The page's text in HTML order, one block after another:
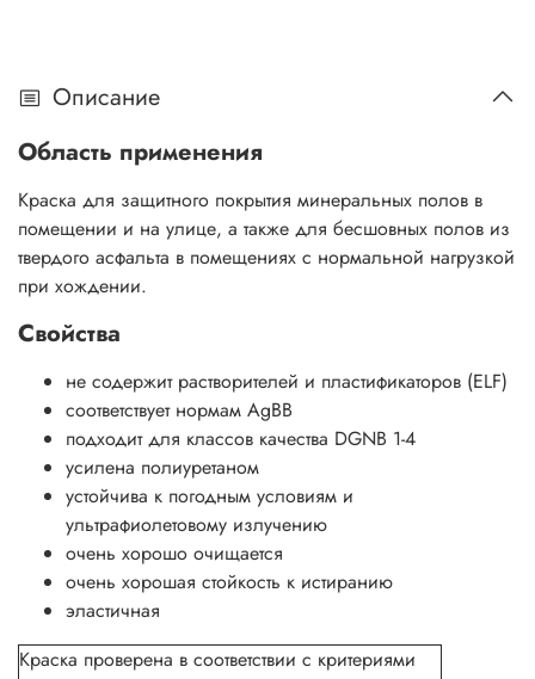
Описание
Область применения
Краска для защитного покрытия минеральных полов в
помещении и на улице, а также для бесшовных полов из
твердого асфальта в помещениях с нормальной нагрузкой
при хождении.
Свойства
не содержит растворителей и пластификаторов (ELF)
соответствует нормам AgBB
подходит для классов качества DGNB 1-4
усилена полиуретаном
устойчива к погодным условиям и
ультрафиолетовому излучению
очень хорошо очищается
очень хорошая стойкость к истиранию
эластичная
Краска проверена в соответствии с критериями